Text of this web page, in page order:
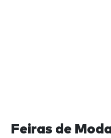
Feiras de